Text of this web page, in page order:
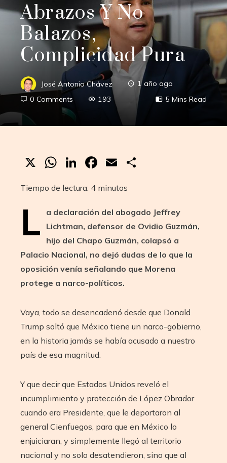
Abrazos Y No
Balazos,
Complicidad Pura
José Antonio Chávez
1 año ago
0 Comments
193 5 Mins Read
X WhatsApp
LinkedIn
Facebook
Email
Tiempo de lectura: 4 minutos
L
a declaración del abogado Jeffrey
Lichtman, defensor de Ovidio Guzmán,
hijo del Chapo Guzmán, colapsó a
Palacio Nacional, no dejó dudas de lo que la
oposición venía señalando que Morena
protege a narco-políticos.
Vaya, todo se desencadenó desde que Donald
Trump soltó que México tiene un narco-gobierno,
en la historia jamás se había acusado a nuestro
país de esa magnitud.
Y que decir que Estados Unidos reveló el
incumplimiento y protección de López Obrador
cuando era Presidente, que le deportaron al
general Cienfuegos, para que en México lo
enjuiciaran, y simplemente llegó al territorio
nacional y no solo desatendieron, sino que al